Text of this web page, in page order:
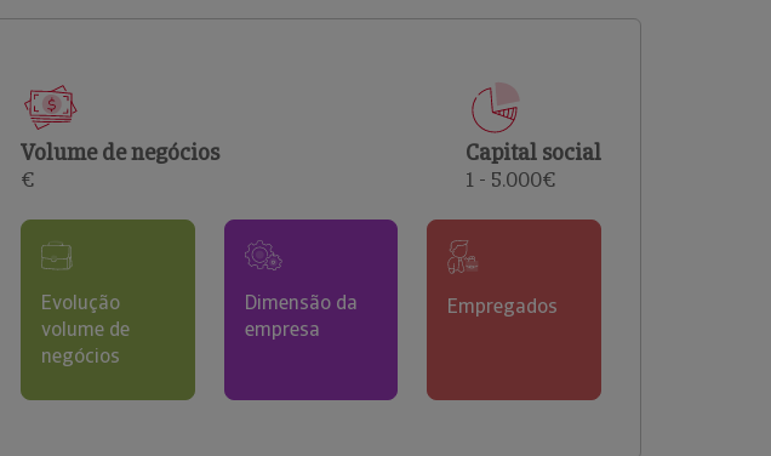
comerciais e analisar o risco de incumprimento dos
Volume de negócios
€
Capital social
1 - 5.000€
Evolução
volume de
negócios
Dimensão da
empresa
Empregados